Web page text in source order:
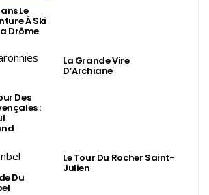
Le
À Ski
Drôme
Des
:
La Grande Vire
D’Archiane
Du
Le Tour Du Rocher Saint-
Julien